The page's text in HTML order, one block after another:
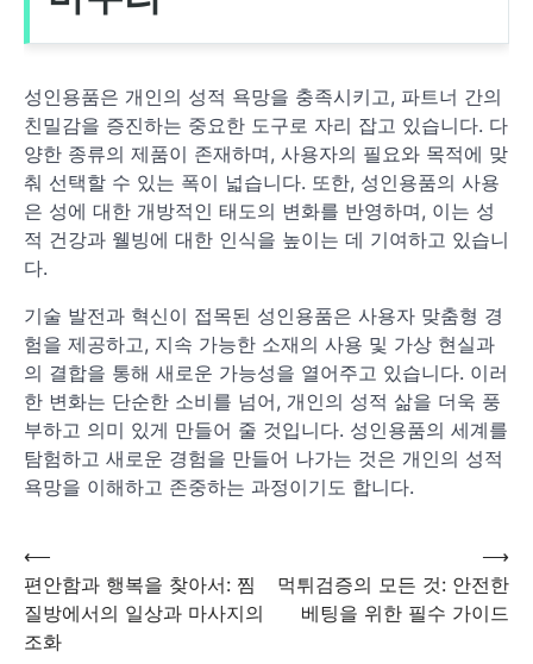
성인용품은 개인의 성적 욕망을 충족시키고, 파트너 간의
친밀감을 증진하는 중요한 도구로 자리 잡고 있습니다. 다
양한 종류의 제품이 존재하며, 사용자의 필요와 목적에 맞
춰 선택할 수 있는 폭이 넓습니다. 또한, 성인용품의 사용
은 성에 대한 개방적인 태도의 변화를 반영하며, 이는 성
적 건강과 웰빙에 대한 인식을 높이는 데 기여하고 있습니
다.
기술 발전과 혁신이 접목된 성인용품은 사용자 맞춤형 경
험을 제공하고, 지속 가능한 소재의 사용 및 가상 현실과
의 결합을 통해 새로운 가능성을 열어주고 있습니다. 이러
한 변화는 단순한 소비를 넘어, 개인의 성적 삶을 더욱 풍
부하고 의미 있게 만들어 줄 것입니다. 성인용품의 세계를
탐험하고 새로운 경험을 만들어 나가는 것은 개인의 성적
욕망을 이해하고 존중하는 과정이기도 합니다.
글
탐
⟵
편안함과 행복을 찾아서: 찜
질방에서의 일상과 마사지의
조화
먹튀검증의 모든 것: 안전한
베팅을 위한 필수 가이드
⟶